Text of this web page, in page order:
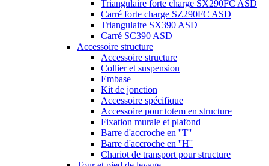
Triangulaire forte charge SX290FC ASD
Carré forte charge SZ290FC ASD
Triangulaire SX390 ASD
Carré SC390 ASD
Accessoire structure
Accessoire structure
Collier et suspension
Embase
Kit de jonction
Accessoire spécifique
Accessoire pour totem en structure
Fixation murale et plafond
Barre d'accroche en ''T''
Barre d'accroche en ''H''
Chariot de transport pour structure